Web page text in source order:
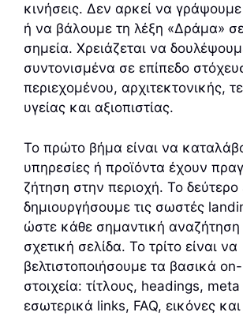
κινήσεις. Δεν αρκεί να γράψουμε
ή να βάλουμε τη λέξη «Δράμα»
σημεία. Χρειάζεται να
συντονισμένα σε επίπεδο
περιεχομένου, αρχιτεκτονικής,
υγείας και αξιοπιστίας.
Το πρώτο βήμα είναι να
υπηρεσίες ή προϊόντα έχουν
ζήτηση στην περιοχή. Το δεύτερο
δημιουργήσουμε τις σωστές
ώστε κάθε σημαντική αναζήτηση
σχετική σελίδα. Το τρίτο είναι να
βελτιστοποιήσουμε τα βασικά
στοιχεία: τίτλους, headings,
εσωτερικά links, FAQ, εικόνες